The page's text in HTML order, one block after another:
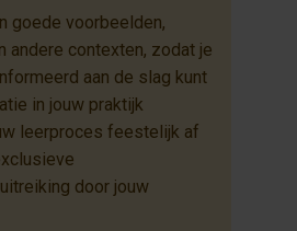
goede voorbeelden,
andere contexten, zodat je
aan de slag kunt
in jouw praktijk
leerproces feestelijk af
door jouw